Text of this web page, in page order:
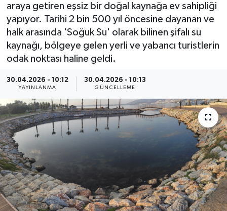
araya getiren eşsiz bir doğal kaynağa ev sahipliği
yapıyor. Tarihi 2 bin 500 yıl öncesine dayanan ve
halk arasında 'Soğuk Su' olarak bilinen şifalı su
kaynağı, bölgeye gelen yerli ve yabancı turistlerin
odak noktası haline geldi.
30.04.2026 - 10:12
YAYINLANMA
30.04.2026 - 10:13
GÜNCELLEME
Kültür Sanat
Spor
Son Dakika Haberleri
Haber Arşivi